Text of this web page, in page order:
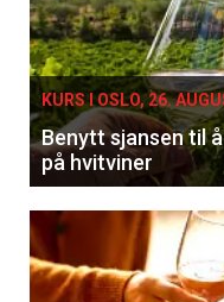
KURS I OSLO, 26.
Benytt sjansen til
på hvitviner